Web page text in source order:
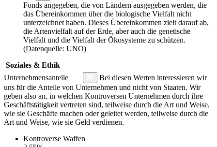
Fonds angegeben, die von Ländern ausgegeben werden, die
das Übereinkommen über die biologische Vielfalt nicht
unterzeichnet haben. Dieses Übereinkommen zielt darauf ab,
die Artenvielfalt auf der Erde, aber auch die genetische
Vielfalt und die Vielfalt der Ökosysteme zu schützen.
(Datenquelle: UNO)
Soziales & Ethik
Unternehmensanteile
Bei diesen Werten interessieren wir
uns für die Anteile von Unternehmen und nicht von Staaten. Wir
geben also an, in welchen Kontroversen Unternehmen durch ihre
Geschäftstätigkeit vertreten sind, teilweise durch die Art und Weise,
wie sie Geschäfte machen oder geleitet werden, teilweise durch die
Art und Weise, wie sie Geld verdienen.
Kontroverse Waffen